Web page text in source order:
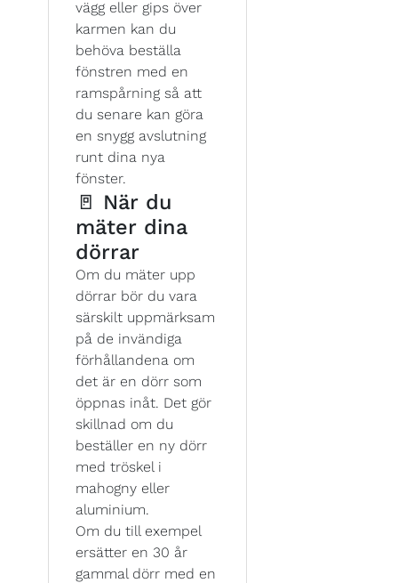
vägg eller gips över
karmen kan du
behöva beställa
fönstren med en
ramspårning så att
du senare kan göra
en snygg avslutning
runt dina nya
fönster.
🚪 När du
mäter dina
dörrar
Om du mäter upp
dörrar bör du vara
särskilt uppmärksam
på de invändiga
förhållandena om
det är en dörr som
öppnas inåt. Det gör
skillnad om du
beställer en ny dörr
med tröskel i
mahogny eller
aluminium.
Om du till exempel
ersätter en 30 år
gammal dörr med en